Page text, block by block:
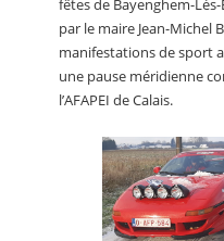
fêtes de Bayenghem-
par le maire Jean-Michel
manifestations de sport
une pause méridienne
l’AFAPEI de Calais.